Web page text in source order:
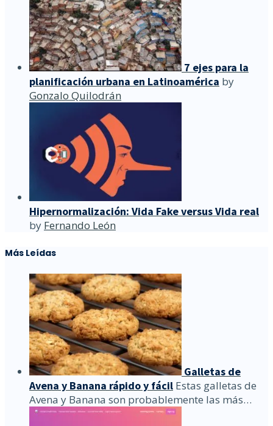
7 ejes para la
planificación urbana en Latinoamérica by
Gonzalo Quilodrán
Hipernormalización: Vida Fake versus Vida real
by Fernando León
Más Leídas
Galletas de
Avena y Banana rápido y fácil Estas galletas de
Avena y Banana son probablemente las más…